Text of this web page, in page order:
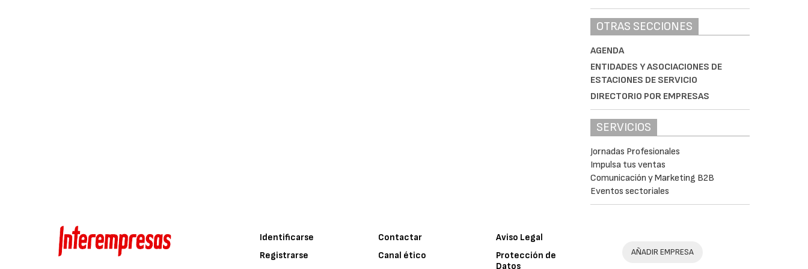
OTRAS SECCIONES
AGENDA
ENTIDADES Y ASOCIACIONES DE
ESTACIONES DE SERVICIO
DIRECTORIO POR EMPRESAS
SERVICIOS
Jornadas Profesionales
Impulsa tus ventas
Comunicación y Marketing B2B
Eventos sectoriales
Identificarse
Registrarse
Contactar
Canal ético
Aviso Legal
Protección de
Datos
AÑADIR EMPRESA